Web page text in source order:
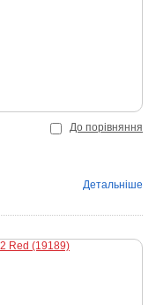
До порівняння
Детальніше